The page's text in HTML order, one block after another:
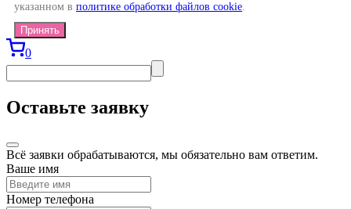
указанном в политике обработки файлов cookie.
Принять
0
Оставьте заявку
Всё заявки обрабатываются, мы обязательно вам ответим.
Ваше имя
Номер телефона